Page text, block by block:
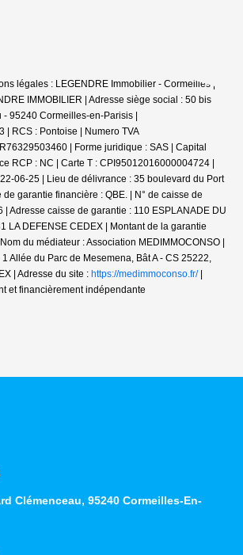
légales : LEGENDRE Immobilier - Cormeilles |
IMMOBILIER | Adresse siège social : 50 bis
95240 Cormeilles-en-Parisis |
| RCS : Pontoise | Numero TVA
| Forme juridique : SAS | Capital
RCP : NC | Carte T : CPI95012016000004724 |
06-25 | Lieu de délivrance : 35 boulevard du Port
garantie financière : QBE. | N° de caisse de
| Adresse caisse de garantie : 110 ESPLANADE DU
LA DEFENSE CEDEX | Montant de la garantie
du médiateur : Association MEDIMMOCONSO |
Allée du Parc de Mesemena, Bât A - CS 25222,
| Adresse du site : https://medimmoconso.fr/|
et financièrement indépendante
Clémenceau, 95240 Cormeilles-En-